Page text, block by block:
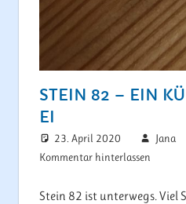
STEIN 82 – EIN
EI
23. April 2020 Jana
Kommentar hinterlassen
Stein 82 ist unterwegs. Viel